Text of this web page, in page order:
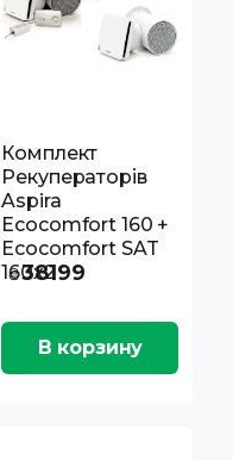
Комплект
Рекуператорів
Aspira
Ecocomfort 160 +
Ecocomfort SAT
160x2
₴38199
В корзину